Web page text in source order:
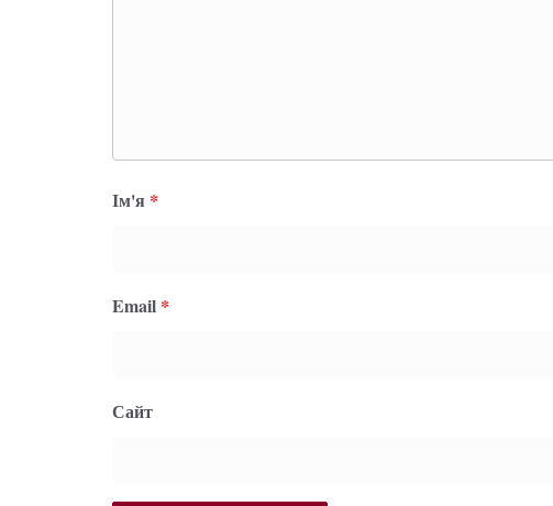
Ім'я *
Email *
Сайт